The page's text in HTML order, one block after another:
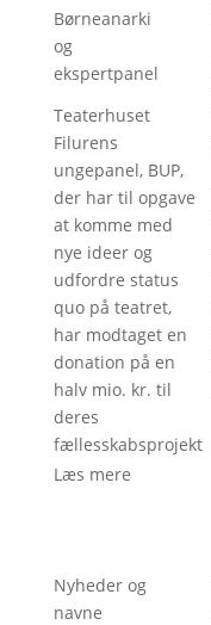
Børneanarki
og
ekspertpanel
Teaterhuset
Filurens
ungepanel, BUP,
der har til opgave
at komme med
nye ideer og
udfordre status
quo på teatret,
har modtaget en
donation på en
halv mio. kr. til
deres
fællesskabsprojekt
Læs mere
Nyheder og
navne